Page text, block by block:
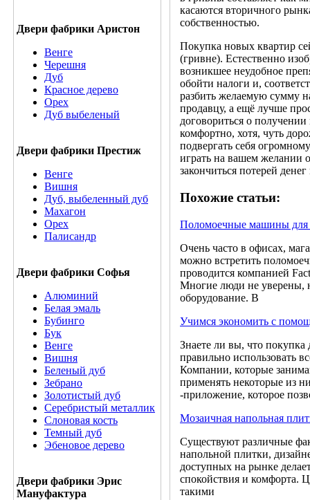
Двери фабрики Аристон
Венге
Черешня
Дуб
Красное дерево
Орех
Дуб выбеленый
Двери фабрики Престиж
Венге
Вишня
Дуб, выбеленный дуб
Махагон
Орех
Палисандр
Двери фабрики Софья
Алюминий
Белая эмаль
Бубинго
Бук
Венге
Вишня
Беленый дуб
Зебрано
Золотистый дуб
Серебристый металлик
Слоновая кость
Темный дуб
Эбеновое дерево
Двери фабрики Эрис
Мануфактура
касаются вторичного
собственностью.
Покупка новых квартир
(гривне). Естественно
возникшее неудобное
обойти налоги и,
разбить желаемую сумму
продавцу, а ещё лучше
договориться о
комфортно, хотя, чуть
подвергать себя
играть на вашем желании
закончиться потерей
Похожие статьи:
Поломоечные машины для
Очень часто в офисах,
можно встретить
проводится компанией
Многие люди не уверены,
оборудование. В
Учимся экономить с
Знаете ли вы, что покупка
правильно использовать
Компании, которые
применять некоторые из
-приложение, которое
Мозаичная напольная
Существуют различные
напольной плитки,
доступных на рынке
спокойствия и комфорта.
такими